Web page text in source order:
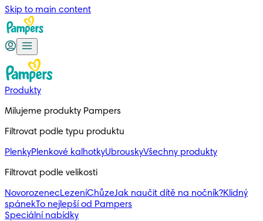
Skip to main content
Produkty
Milujeme produkty Pampers
Filtrovat podle typu produktu
PlenkyPlenkové kalhotkyUbrouskyVšechny produkty
Filtrovat podle velikosti
NovorozenecLezeníChůzeJak naučit dítě na nočník?Klidný
spánekTo nejlepší od Pampers
Speciální nabídky